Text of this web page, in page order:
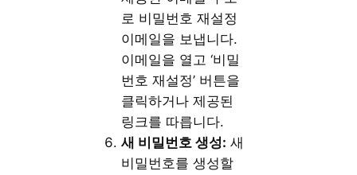
로 비밀번호 재설정
이메일을 보냅니다.
이메일을 열고 ‘비밀
번호 재설정’ 버튼을
클릭하거나 제공된
링크를 따릅니다.
새 비밀번호 생성: 새
비밀번호를 생성할